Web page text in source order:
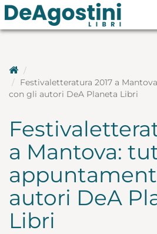
Festivaletteratura 2017 a
con gli autori DeA Planeta Libri
a Mantova:
autori DeA
Libri